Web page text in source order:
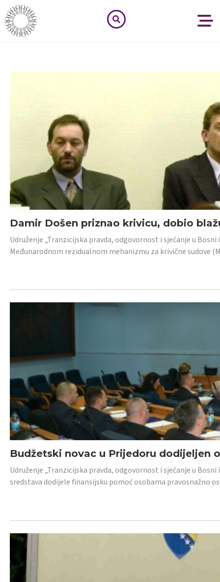
Damir Došen priznao krivicu, dobio
Udruženje „Tranzicijska pravda, odgovornost i sjećanje u
Međunarodnom rezidualnom mehanizmu za krivične sudove
Budžetski novac u Prijedoru dodijeljen
Udruženje „Tranzicijska pravda, odgovornost i sjećanje u
sredstava dodijele finansijsku pomoć osobama pravosnažno